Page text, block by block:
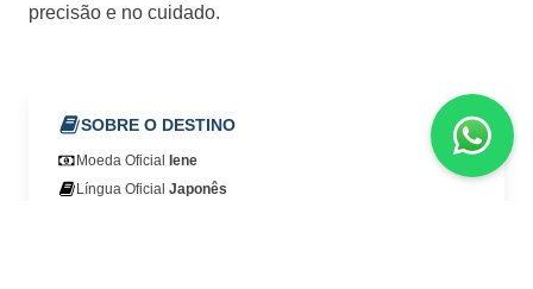
precisão e no cuidado.
SOBRE O DESTINO
Moeda Oficial Iene
Língua Oficial Japonês